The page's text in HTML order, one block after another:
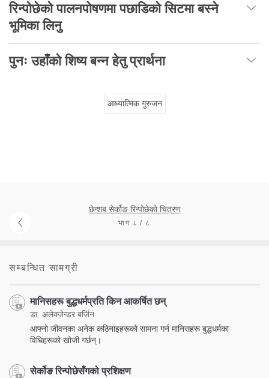
रिन्पोछेको पालनपोषणमा पछाडिको सिटमा बस्ने
भूमिका लिनु
पुनः उहाँको शिष्य बन्न हेतु प्रार्थना
आध्यात्मिक गुरुजन
छेन्शब सेर्कोङ रिन्पोछेको चित्रण
भाग ८ / ८
सम्बन्धित सामग्री
मानिसहरू बुद्धधर्मप्रति किन आकर्षित छन्
डा. अलेक्जेन्डर बर्जिन
आफ्नो जीवनका अनेक कठिनाइहरूको सामना गर्न मानिसहरू बुद्धधर्मका
विधिहरूको खोजी गर्छन्।
सेर्कोङ रिन्पोछेसँगको प्रशिक्षण